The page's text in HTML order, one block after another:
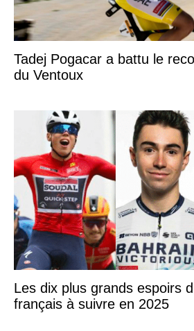
Tadej Pogacar a battu le
du Ventoux
Les dix plus grands espoirs
français à suivre en 2025